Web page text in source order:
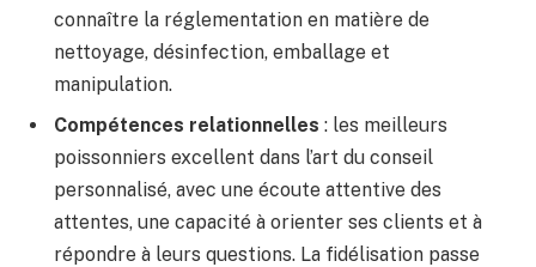
connaître la réglementation en matière de
nettoyage, désinfection, emballage et
manipulation.
Compétences relationnelles : les meilleurs
poissonniers excellent dans l’art du conseil
personnalisé, avec une écoute attentive des
attentes, une capacité à orienter ses clients et à
répondre à leurs questions. La fidélisation passe